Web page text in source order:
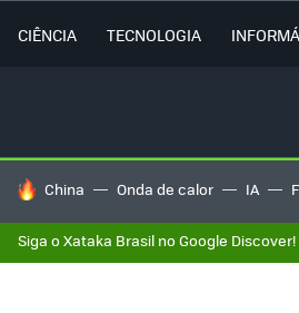
CIÊNCIA TECNOLOGIA
TENDÊNCIAS DO DIA
China Onda de calor IA
Siga o Xataka Brasil no Google Discover!